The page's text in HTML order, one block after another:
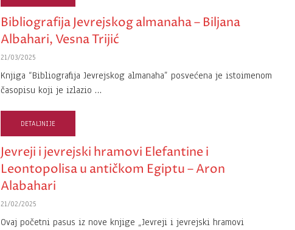
Bibliografija Jevrejskog almanaha – Biljana
Albahari, Vesna Trijić
21/03/2025
Knjiga “Bibliografija Jevrejskog almanaha” posvećena je istoimenom
časopisu koji je izlazio …
DETALJNIJE
Jevreji i jevrejski hramovi Elefantine i
Leontopolisa u antičkom Egiptu – Aron
Alabahari
21/02/2025
Ovaj početni pasus iz nove knjige „Jevreji i jevrejski hramovi